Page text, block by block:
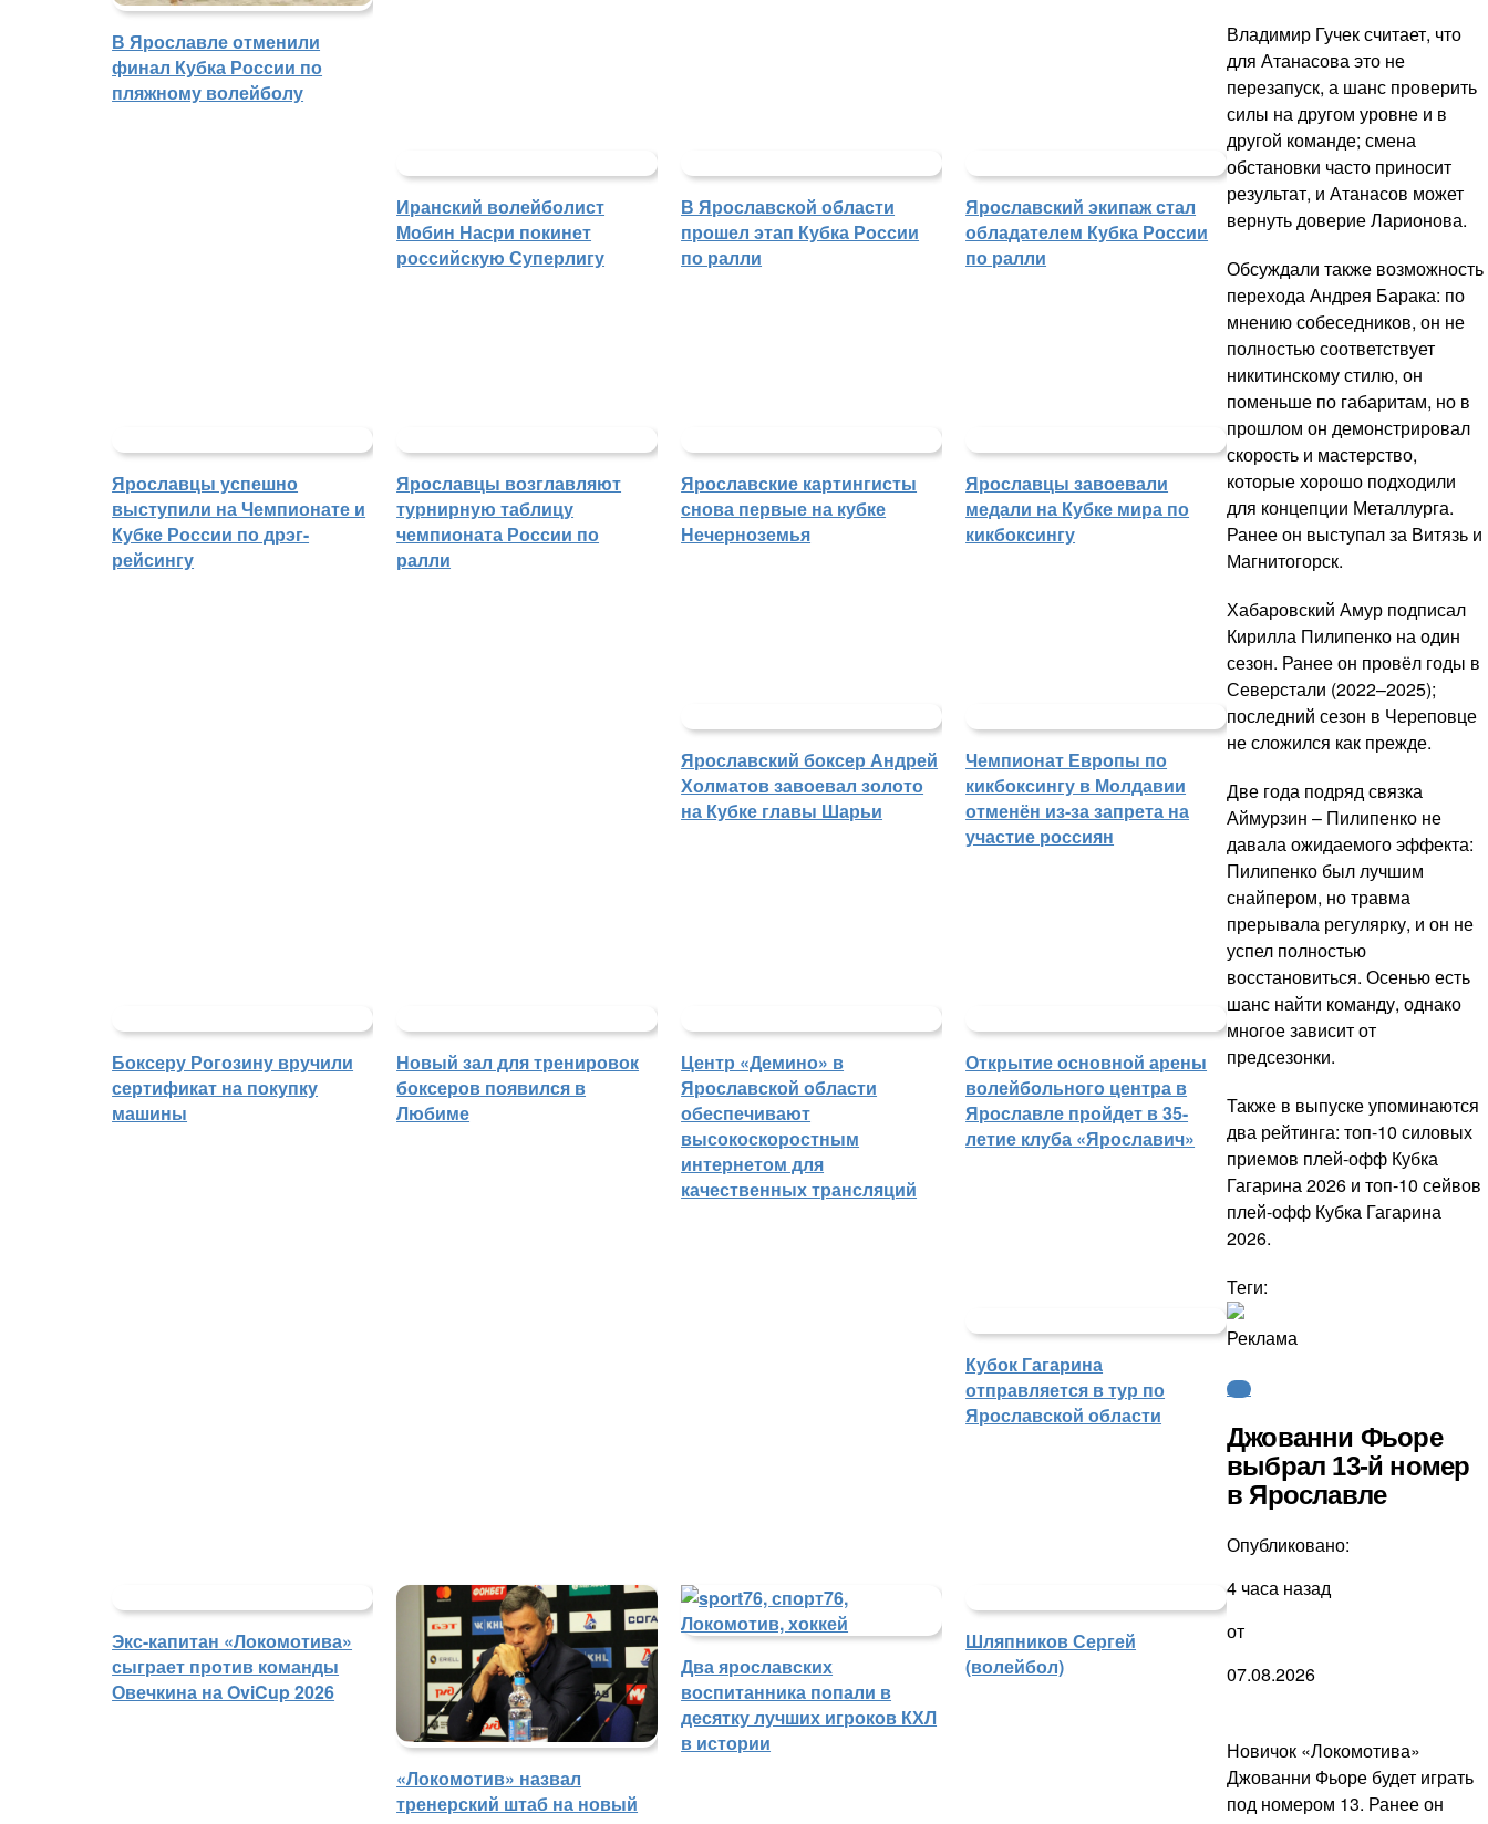
В Ярославле отменили
финал Кубка России по
пляжному волейболу
Иранский волейболист
Мобин Насри покинет
российскую Суперлигу
В Ярославской области
прошел этап Кубка России
по ралли
Ярославский экипаж стал
обладателем Кубка России
по ралли
Ярославцы успешно
выступили на Чемпионате и
Кубке России по дрэг-
рейсингу
Ярославцы возглавляют
турнирную таблицу
чемпионата России по
ралли
Ярославские картингисты
снова первые на кубке
Нечерноземья
Ярославцы завоевали
медали на Кубке мира по
кикбоксингу
Ярославский боксер Андрей
Холматов завоевал золото
на Кубке главы Шарьи
Чемпионат Европы по
кикбоксингу в Молдавии
отменён из-за запрета на
участие россиян
Боксеру Рогозину вручили
сертификат на покупку
машины
Новый зал для тренировок
боксеров появился в
Любиме
Центр «Демино» в
Ярославской области
обеспечивают
высокоскоростным
интернетом для
качественных трансляций
Открытие основной арены
волейбольного центра в
Ярославле пройдет в 35-
летие клуба «Ярославич»
Кубок Гагарина
отправляется в тур по
Ярославской области
Экс-капитан «Локомотива»
сыграет против команды
Овечкина на OviCup 2026
«Локомотив» назвал
тренерский штаб на новый
Два ярославских
воспитанника попали в
десятку лучших игроков КХЛ
в истории
Шляпников Сергей
(волейбол)
Владимир Гучек считает, что
для Атанасова это не
перезапуск, а шанс проверить
силы на другом уровне и в
другой команде; смена
обстановки часто приносит
результат, и Атанасов может
вернуть доверие Ларионова.
Обсуждали также возможность
перехода Андрея Барака: по
мнению собеседников, он не
полностью соответствует
никитинскому стилю, он
поменьше по габаритам, но в
прошлом он демонстрировал
скорость и мастерство,
которые хорошо подходили
для концепции Металлурга.
Ранее он выступал за Витязь и
Магнитогорск.
Хабаровский Амур подписал
Кирилла Пилипенко на один
сезон. Ранее он провёл годы в
Северстали (2022–2025);
последний сезон в Череповце
не сложился как прежде.
Две года подряд связка
Аймурзин – Пилипенко не
давала ожидаемого эффекта:
Пилипенко был лучшим
снайпером, но травма
прерывала регулярку, и он не
успел полностью
восстановиться. Осенью есть
шанс найти команду, однако
многое зависит от
предсезонки.
Также в выпуске упоминаются
два рейтинга: топ-10 силовых
приемов плей-офф Кубка
Гагарина 2026 и топ-10 сейвов
плей-офф Кубка Гагарина
2026.
Теги:
Реклама
КХЛ
Джованни Фьоре
выбрал 13-й номер
в Ярославле
Опубликовано:
4 часа назад
от
07.08.2026
Новичок «Локомотива»
Джованни Фьоре будет играть
под номером 13. Ранее он